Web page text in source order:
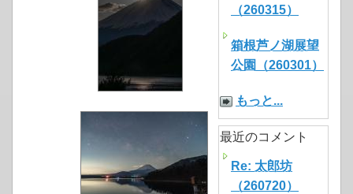
（260315）
箱根芦ノ湖展望
公園（260301）
もっと...
最近のコメント
Re: 太郎坊
（260720）